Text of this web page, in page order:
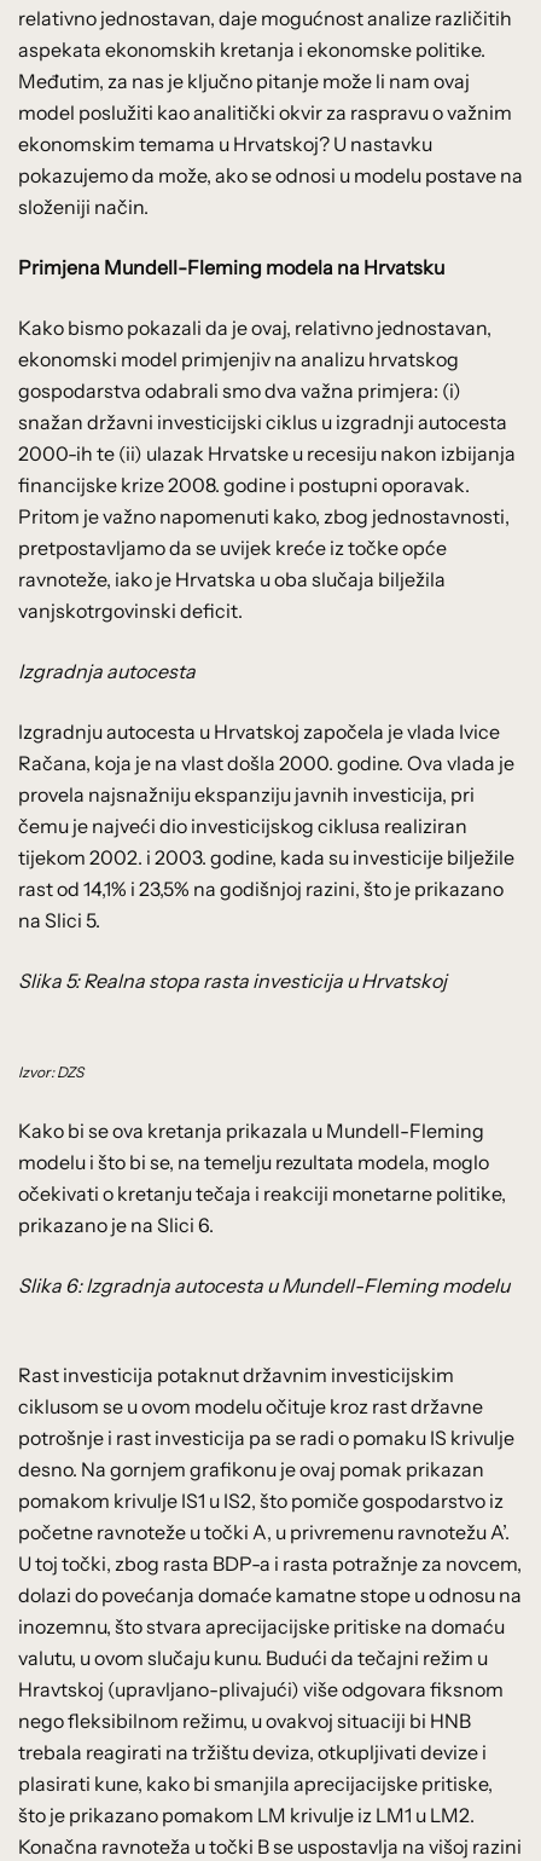
relativno jednostavan, daje mogućnost analize različitih
aspekata ekonomskih kretanja i ekonomske politike.
Međutim, za nas je ključno pitanje može li nam ovaj
model poslužiti kao analitički okvir za raspravu o važnim
ekonomskim temama u Hrvatskoj? U nastavku
pokazujemo da može, ako se odnosi u modelu postave na
složeniji način.
Primjena Mundell-Fleming modela na Hrvatsku
Kako bismo pokazali da je ovaj, relativno jednostavan,
ekonomski model primjenjiv na analizu hrvatskog
gospodarstva odabrali smo dva važna primjera: (i)
snažan državni investicijski ciklus u izgradnji autocesta
2000-ih te (ii) ulazak Hrvatske u recesiju nakon izbijanja
financijske krize 2008. godine i postupni oporavak.
Pritom je važno napomenuti kako, zbog jednostavnosti,
pretpostavljamo da se uvijek kreće iz točke opće
ravnoteže, iako je Hrvatska u oba slučaja bilježila
vanjskotrgovinski deficit.
Izgradnja autocesta
Izgradnju autocesta u Hrvatskoj započela je vlada Ivice
Račana, koja je na vlast došla 2000. godine. Ova vlada je
provela najsnažniju ekspanziju javnih investicija, pri
čemu je najveći dio investicijskog ciklusa realiziran
tijekom 2002. i 2003. godine, kada su investicije bilježile
rast od 14,1% i 23,5% na godišnjoj razini, što je prikazano
na Slici 5.
Slika 5: Realna stopa rasta investicija u Hrvatskoj
Izvor: DZS
Kako bi se ova kretanja prikazala u Mundell-Fleming
modelu i što bi se, na temelju rezultata modela, moglo
očekivati o kretanju tečaja i reakciji monetarne politike,
prikazano je na Slici 6.
Slika 6: Izgradnja autocesta u Mundell-Fleming modelu
Rast investicija potaknut državnim investicijskim
ciklusom se u ovom modelu očituje kroz rast državne
potrošnje i rast investicija pa se radi o pomaku IS krivulje
desno. Na gornjem grafikonu je ovaj pomak prikazan
pomakom krivulje IS1 u IS2, što pomiče gospodarstvo iz
početne ravnoteže u točki A, u privremenu ravnotežu A’.
U toj točki, zbog rasta BDP-a i rasta potražnje za novcem,
dolazi do povećanja domaće kamatne stope u odnosu na
inozemnu, što stvara aprecijacijske pritiske na domaću
valutu, u ovom slučaju kunu. Budući da tečajni režim u
Hravtskoj (upravljano-plivajući) više odgovara fiksnom
nego fleksibilnom režimu, u ovakvoj situaciji bi HNB
trebala reagirati na tržištu deviza, otkupljivati devize i
plasirati kune, kako bi smanjila aprecijacijske pritiske,
što je prikazano pomakom LM krivulje iz LM1 u LM2.
Konačna ravnoteža u točki B se uspostavlja na višoj razini